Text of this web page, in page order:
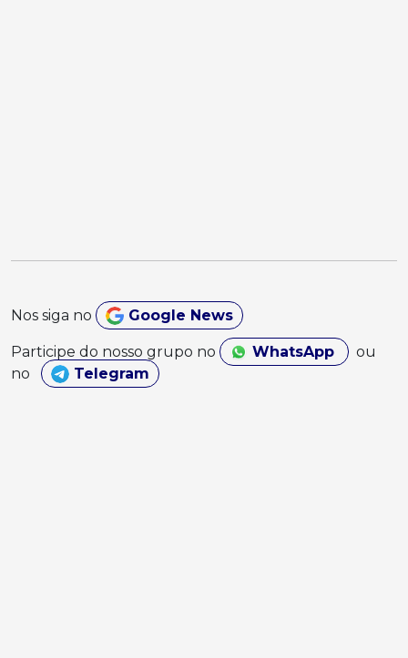
Nos siga no Google News
Participe do nosso grupo no WhatsApp
ou
no
Telegram